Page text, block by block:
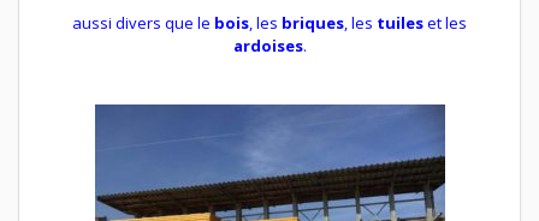
aussi divers que le bois, les briques, les tuileset les
ardoises.